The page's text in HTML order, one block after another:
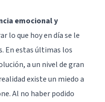
emocional y
lo que hoy en día se le
. En estas últimas los
a un nivel de gran
existe un miedo a
Al no haber podido